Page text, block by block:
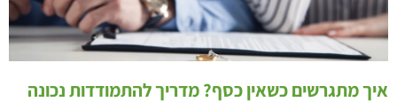
מתגרשים כשאין כסף? מדריך להתמודדות נכונה